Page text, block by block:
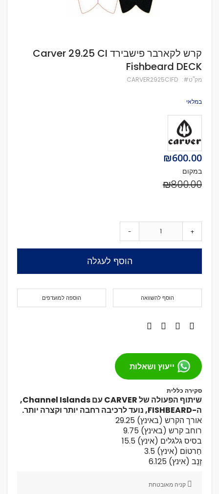
לדלג
להתחלה
של
תמונות
קרש לקארבר פישבירד Carver 29.25 CI
Fishbeard DECK
מק''ט CARVER2925CIFD
במלאי
Special
Price
₪600.00
במקום
₪800.00
- +
הוסף לעגלה
הוספה למועדפים הוסף להשוואה
ייעוץ ושאלות
סקירה כללית
שיתוף הפעולה של CARVER עם Channel Islands,
ה-FISHBEARD, נועד לרכיבה רחבה יותר וקצרה יותר.
אורך הקרש (באינץ) 29.25
רוחב קרש (באינץ) 9.75
בסיס גלגלים (אינץ) 15.5
חַרטוֹם (אינץ) 3.5
זָנָב (אינץ) 6.125
קניה מאובטחת